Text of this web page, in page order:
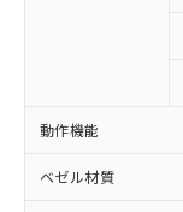
動作機能
ベゼル材質